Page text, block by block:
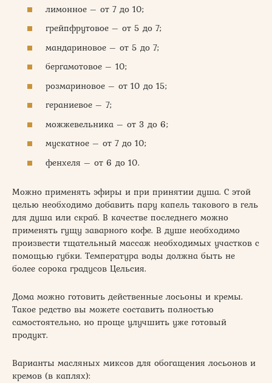
лимонное – от 7 до 10;
грейпфрутовое – от 5 до 7;
мандариновое – от 5 до 7;
бергамотовое – 10;
розмариновое – от 10 до 15;
гераниевое – 7;
можжевельника – от 3 до 6;
мускатное – от 7 до 10;
фенхеля – от 6 до 10.
Можно применять эфиры и при принятии душа. С этой
целью необходимо добавить пару капель такового в гель
для душа или скраб. В качестве последнего можно
применять гущу заварного кофе. В душе необходимо
произвести тщательный массаж необходимых участков с
помощью губки. Температура воды должна быть не
более сорока градусов Цельсия.
Дома можно готовить действенные лосьоны и кремы.
Такое редство вы можете составить полностью
самостоятельно, но проще улучшить уже готовый
продукт.
Варианты масляных миксов для обогащения лосьонов и
кремов (в каплях):